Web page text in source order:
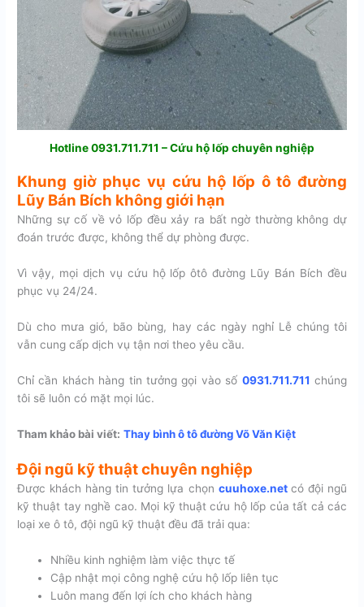
Hotline 0931.711.711 – Cứu hộ lốp chuyên nghiệp
Khung giờ phục vụ cứu hộ lốp ô tô đường
Lũy Bán Bích không giới hạn
Những sự cố về vỏ lốp đều xảy ra bất ngờ thường không dự
đoán trước được, không thể dự phòng được.
Vì vậy, mọi dịch vụ cứu hộ lốp ôtô đường Lũy Bán Bích đều
phục vụ 24/24.
Dù cho mưa gió, bão bùng, hay các ngày nghỉ Lễ chúng tôi
vẫn cung cấp dịch vụ tận nơi theo yêu cầu.
Chỉ cần khách hàng tin tưởng gọi vào số 0931.711.711 chúng
tôi sẽ luôn có mặt mọi lúc.
Tham khảo bài viết: Thay bình ô tô đường Võ Văn Kiệt
Đội ngũ kỹ thuật chuyên nghiệp
Được khách hàng tin tưởng lựa chọn cuuhoxe.net có đội ngũ
kỹ thuật tay nghề cao. Mọi kỹ thuật cứu hộ lốp của tất cả các
loại xe ô tô, đội ngũ kỹ thuật đều đã trải qua:
Nhiều kinh nghiệm làm việc thực tế
Cập nhật mọi công nghệ cứu hộ lốp liên tục
Luôn mang đến lợi ích cho khách hàng